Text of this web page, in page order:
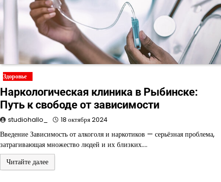
Здоровье
Наркологическая клиника в Рыбинске:
Путь к свободе от зависимости
studiohallo_ 18 октября 2024
Введение Зависимость от алкоголя и наркотиков — серьёзная проблема,
затрагивающая множество людей и их близких.…
Читайте далее